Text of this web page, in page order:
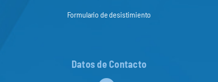
Formulario de desistimiento
Datos de Contacto